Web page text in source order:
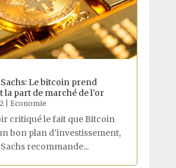
Le bitcoin prend
la part de marché de l’or
| Economie
critiqué le fait que Bitcoin
bon plan d'investissement,
recommande...